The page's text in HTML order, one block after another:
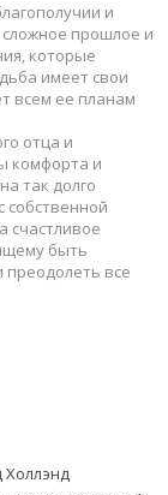
и
прошлое и
которые
имеет свои
всем ее планам
отца и
комфорта и
так долго
собственной
счастливое
быть
преодолеть все
Холлэнд